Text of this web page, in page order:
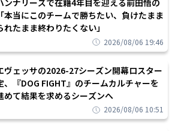
ンナリーズで在籍4年目を迎える前田悟の
本当にこのチームで勝ちたい、負けたまま
れたまま終わりたくない」
2026/08/06 19:46
ヴェッサの2026-27シーズン開幕ロスター
、『DOG FIGHT』のチームカルチャーを
めて結果を求めるシーズンへ
2026/08/06 10:51